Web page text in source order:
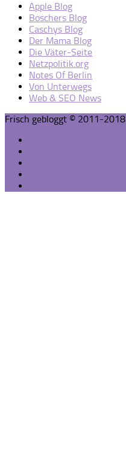
Apple Blog
Boschers Blog
Caschys Blog
Der Mama Blog
Die Väter-Seite
Netzpolitik.org
Notes Of Berlin
Von Unterwegs
Web & SEO News
Frisch gebloggt © 2011-2018